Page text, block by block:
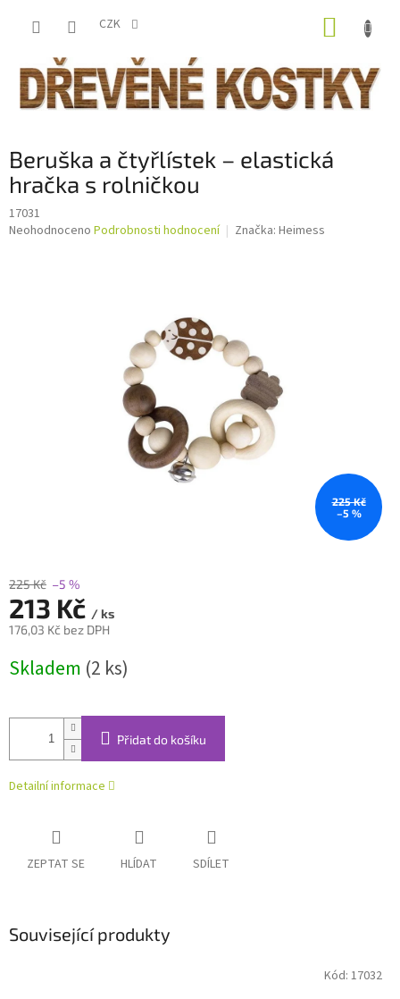
CZK
Beruška a čtyřlístek – elastická
hračka s rolničkou
17031
Průměrné
Neohodnoceno Podrobnosti hodnocení Značka: Heimess
225 Kč
–5 %
225 Kč –5 %
213 Kč / ks
176,03 Kč bez DPH
cena:
Skladem (2 ks)
Přidat do košíku
Detailní informace
ZEPTAT SE HLÍDAT SDÍLET
Související produkty
Kód: 17032